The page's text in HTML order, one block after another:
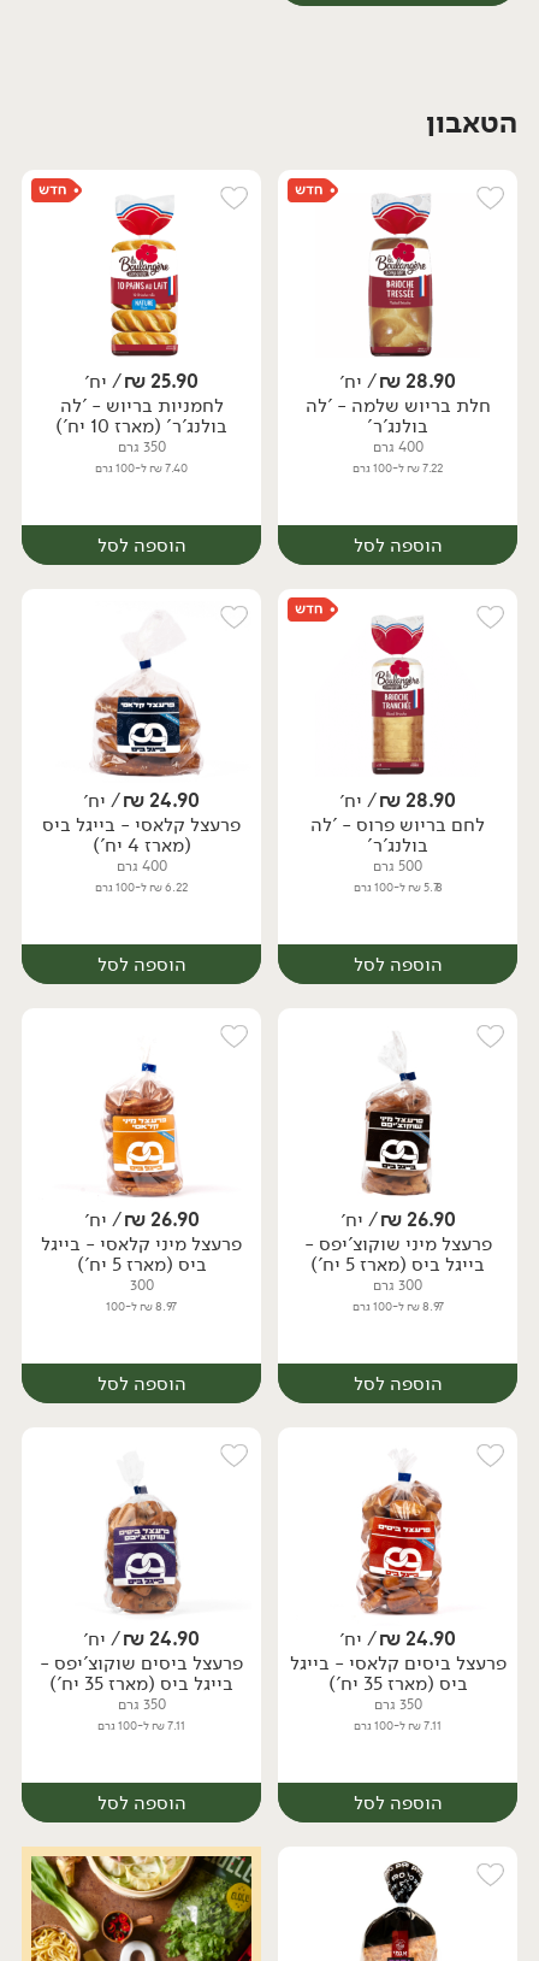
יח׳
הטאבון
28.90
₪/ יח׳
חלת בריוש שלמה - 'לה
בולנג'ר'
400 גרם
7.22 ₪ ל-100 גרם
הוספה לסל
יח׳
25.90
₪/ יח׳
לחמניות בריוש - 'לה
בולנג'ר' (מארז 10 יח')
350 גרם
7.40 ₪ ל-100 גרם
הוספה לסל
יח׳
28.90
₪/ יח׳
לחם בריוש פרוס - 'לה
בולנג'ר'
500 גרם
5.78 ₪ ל-100 גרם
הוספה לסל
יח׳
24.90
₪/ יח׳
פרעצל קלאסי - בייגל ביס
(מארז 4 יח')
400 גרם
6.22 ₪ ל-100 גרם
הוספה לסל
יח׳
26.90
₪/ יח׳
פרעצל מיני שוקוצ'יפס -
בייגל ביס (מארז 5 יח')
300 גרם
8.97 ₪ ל-100 גרם
הוספה לסל
יח׳
26.90
₪/ יח׳
פרעצל מיני קלאסי - בייגל
ביס (מארז 5 יח')
300
8.97 ₪ ל-100
הוספה לסל
יח׳
24.90
₪/ יח׳
פרעצל ביסים קלאסי - בייגל
ביס (מארז 35 יח')
350 גרם
7.11 ₪ ל-100 גרם
הוספה לסל
24.90
₪/ יח׳
פרעצל ביסים שוקוצ'יפס -
בייגל ביס (מארז 35 יח')
350 גרם
7.11 ₪ ל-100 גרם
הוספה לסל